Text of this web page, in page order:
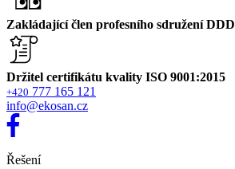
Zakládající člen profesního sdružení DDD
Držitel certifikátu kvality ISO 9001:2015
+420 777 165 121
info@ekosan.cz
Řešení